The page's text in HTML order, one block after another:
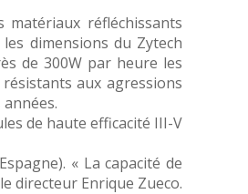
réfléchissants
dimensions du Zytech
de 300W par heure les
aux agressions
de haute efficacité III-V
« La capacité de
directeur Enrique Zueco.